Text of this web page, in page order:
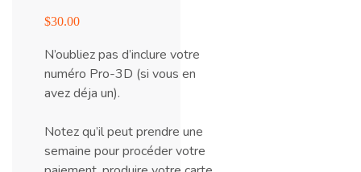
$30.00
N’oubliez pas d’inclure votre
numéro Pro-3D (si vous en
avez déja un).
Notez qu’il peut prendre une
semaine pour procéder votre